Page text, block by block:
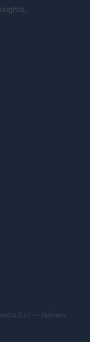
S.r.l. — Número